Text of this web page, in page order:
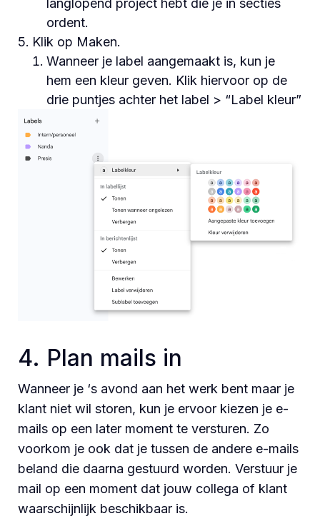
langlopend project hebt die je in secties
ordent.
Klik op Maken.
Wanneer je label aangemaakt is, kun je
hem een kleur geven. Klik hiervoor op de
drie puntjes achter het label > “Label kleur”
4. Plan mails in
Wanneer je ‘s avond aan het werk bent maar je
klant niet wil storen, kun je ervoor kiezen je e-
mails op een later moment te versturen. Zo
voorkom je ook dat je tussen de andere e-mails
beland die daarna gestuurd worden. Verstuur je
mail op een moment dat jouw collega of klant
waarschijnlijk beschikbaar is.